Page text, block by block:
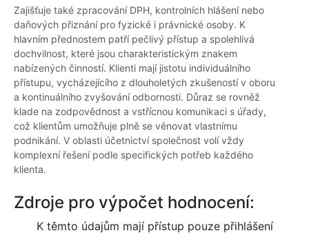
Zajišťuje také zpracování DPH, kontrolních hlášení nebo
daňových přiznání pro fyzické i právnické osoby. K
hlavním přednostem patří pečlivý přístup a spolehlivá
dochvilnost, které jsou charakteristickým znakem
nabízených činností. Klienti mají jistotu individuálního
přístupu, vycházejícího z dlouholetých zkušeností v oboru
a kontinuálního zvyšování odbornosti. Důraz se rovněž
klade na zodpovědnost a vstřícnou komunikaci s úřady,
což klientům umožňuje plně se věnovat vlastnímu
podnikání. V oblasti účetnictví společnost volí vždy
komplexní řešení podle specifických potřeb každého
klienta.
Zdroje pro výpočet hodnocení:
K těmto údajům mají přístup pouze přihlášení